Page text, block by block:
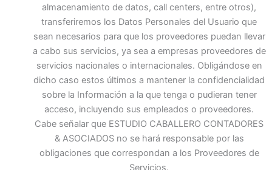
almacenamiento de datos, call centers, entre otros),
transferiremos los Datos Personales del Usuario que
sean necesarios para que los proveedores puedan llevar
a cabo sus servicios, ya sea a empresas proveedores de
servicios nacionales o internacionales. Obligándose en
dicho caso estos últimos a mantener la confidencialidad
sobre la Información a la que tenga o pudieran tener
acceso, incluyendo sus empleados o proveedores.
Cabe señalar que ESTUDIO CABALLERO CONTADORES
& ASOCIADOS no se hará responsable por las
obligaciones que correspondan a los Proveedores de
Servicios.